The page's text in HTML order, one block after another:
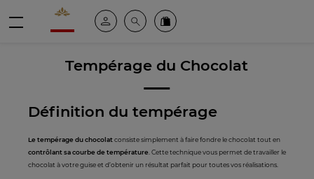
Valrhona - Imaginons le meilleur du chocolat
Espace clientRechercheCommandez en ligne
Tempérage du Chocolat
Définition du tempérage
Le tempérage du chocolatconsiste simplement à faire fondre le chocolat tout en
contrôlant sa courbe de température. Cette technique vous permet de travailler le
chocolat à votre guise et d’obtenir un résultat parfait pour toutes vos réalisations.